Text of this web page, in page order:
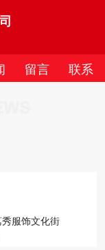
留言 联系
服饰文化街